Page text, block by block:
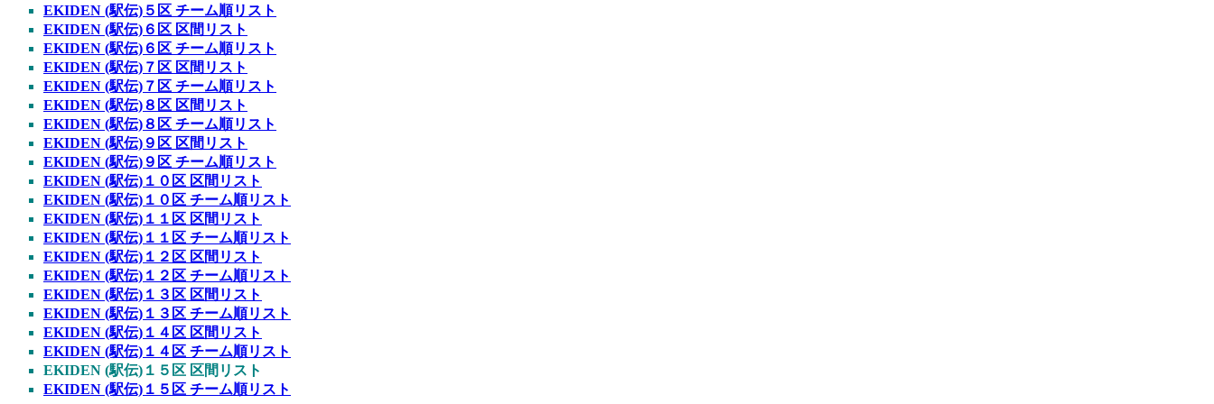
EKIDEN (駅伝)５区 チーム順リスト
EKIDEN (駅伝)６区 区間リスト
EKIDEN (駅伝)６区 チーム順リスト
EKIDEN (駅伝)７区 区間リスト
EKIDEN (駅伝)７区 チーム順リスト
EKIDEN (駅伝)８区 区間リスト
EKIDEN (駅伝)８区 チーム順リスト
EKIDEN (駅伝)９区 区間リスト
EKIDEN (駅伝)９区 チーム順リスト
EKIDEN (駅伝)１０区 区間リスト
EKIDEN (駅伝)１０区 チーム順リスト
EKIDEN (駅伝)１１区 区間リスト
EKIDEN (駅伝)１１区 チーム順リスト
EKIDEN (駅伝)１２区 区間リスト
EKIDEN (駅伝)１２区 チーム順リスト
EKIDEN (駅伝)１３区 区間リスト
EKIDEN (駅伝)１３区 チーム順リスト
EKIDEN (駅伝)１４区 区間リスト
EKIDEN (駅伝)１４区 チーム順リスト
EKIDEN (駅伝)１５区 区間リスト
EKIDEN (駅伝)１５区 チーム順リスト